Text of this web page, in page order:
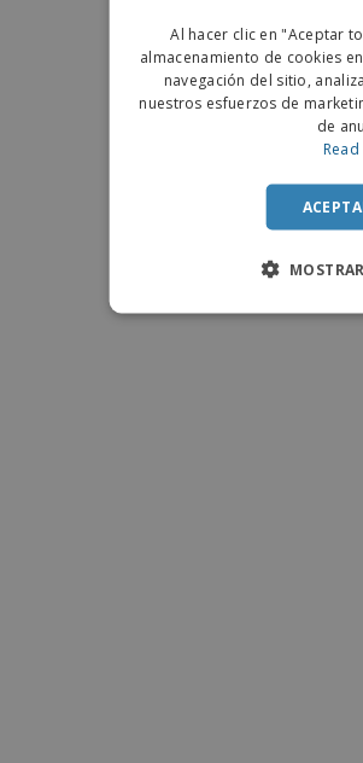
Al hacer clic en "Aceptar
almacenamiento de cookies
navegación del sitio,
nuestros esfuerzos de
de